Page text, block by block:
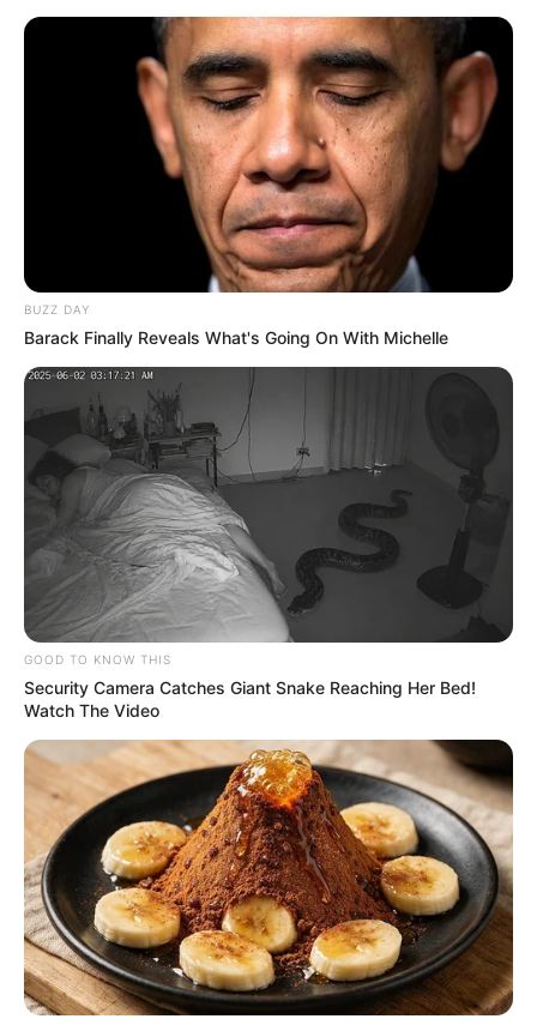
COMPARTIR
UNIRSE AL CANAL DE WHATSAPP
La Liga de Esgrima del Tolima,participa actualmente en
el Campeonato Nacional que se realiza de manera
obligatoria en Bogotá,en todas las categorías y
clasificatorio para eventos nacionales e internacionales.
El certamen se cumple en categorías Infantil, M15,
Cadetes, Juvenil y Mayores e irá hasta el miércoles
clasificatorio a Juegos Nacionales de la Juventud y al
Campeonato Sudamericano de la disciplina.
La delegación del Tolima participa con 38 esgrimistas, de
los cuales 18 deportistas son apoyados por el Instituto
Departamental del Deporte,el resto de participantes
respaldados por los padres de familia.Además, asisten
3 entrenadores, un delegado y un árbitro.
BUZZ DAY
Barack Finally Reveals What's Going On With Michelle
GOOD TO KNOW THIS
Security Camera Catches Giant Snake Reaching Her Bed!
Watch The Video